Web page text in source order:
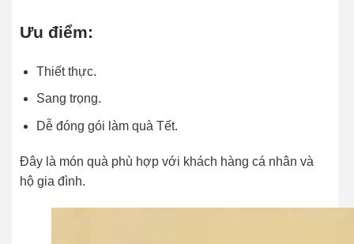
Ưu điểm:
Thiết thực.
Sang trọng.
Dễ đóng gói làm quà Tết.
Đây là món quà phù hợp với khách hàng cá nhân và
hộ gia đình.